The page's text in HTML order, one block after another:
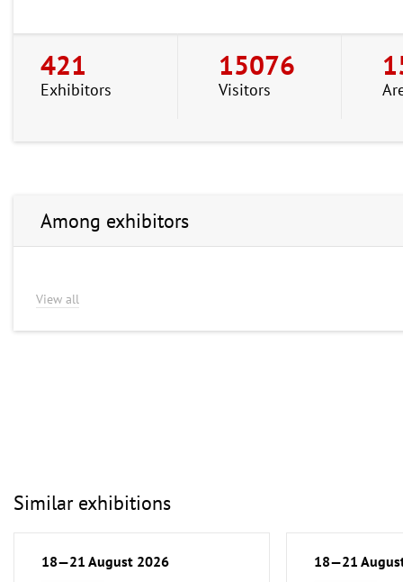
421
Exhibitors
15076
Visitors
Among exhibitors
View all
Similar exhibitions
18—21 August 2026 18—21